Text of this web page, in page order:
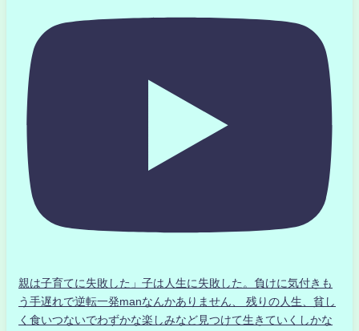
親は子育てに失敗した」子は人生に失敗した。負けに気付きも
う手遅れで逆転一発manなんかありません、 残りの人生、貧し
く食いつないでわずかな楽しみなど見つけて生きていくしかな